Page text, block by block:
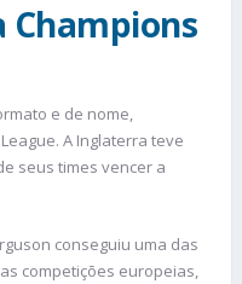
Champions
e de nome,
A Inglaterra teve
seus times vencer a
conseguiu uma das
competições europeias,